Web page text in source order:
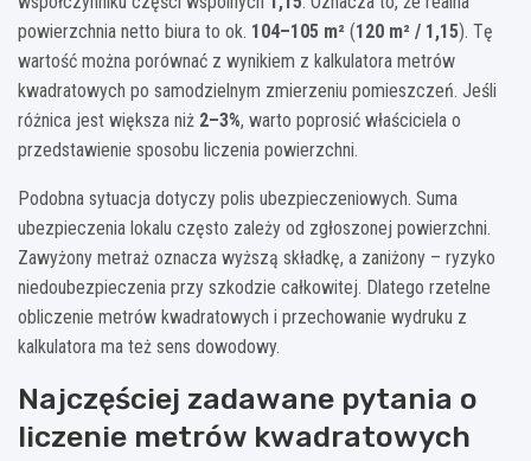
powierzchnia netto biura to ok. 104–105 m² (120 m² / 1,15). Tę
wartość można porównać z wynikiem z kalkulatora metrów
kwadratowych po samodzielnym zmierzeniu pomieszczeń. Jeśli
różnica jest większa niż 2–3%, warto poprosić właściciela o
przedstawienie sposobu liczenia powierzchni.
Podobna sytuacja dotyczy polis ubezpieczeniowych. Suma
ubezpieczenia lokalu często zależy od zgłoszonej powierzchni.
Zawyżony metraż oznacza wyższą składkę, a zaniżony – ryzyko
niedoubezpieczenia przy szkodzie całkowitej. Dlatego rzetelne
obliczenie metrów kwadratowych i przechowanie wydruku z
kalkulatora ma też sens dowodowy.
Najczęściej zadawane pytania o
liczenie metrów kwadratowych